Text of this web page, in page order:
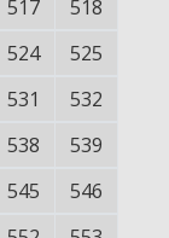
517
518
524
525
531
532
538
539
545
546